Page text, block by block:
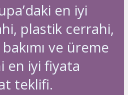
en iyi
plastik cerrahi,
ve üreme
en iyi fiyata
teklifi.